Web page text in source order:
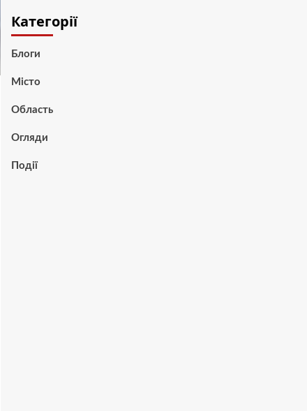
Категорії
Блоги
Місто
Область
Огляди
Події